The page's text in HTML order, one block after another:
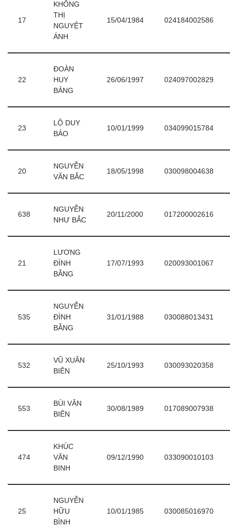
17
KHỔNG
THỊ
NGUYỆT
ÁNH
15/04/1984 024184002586
22
ĐOÀN
HUY
BẢNG
26/06/1997 024097002829
23
LỘ DUY
BẢO
10/01/1999 034099015784
20
NGUYỄN
VĂN BẮC
18/05/1998 030098004638
638
NGUYỄN
NHƯ BẮC
20/11/2000 017200002616
21
LƯƠNG
ĐÌNH
BẰNG
17/07/1993 020093001067
535
NGUYỄN
ĐÌNH
BẰNG
31/01/1988 030088013431
532
VŨ XUÂN
BIÊN
25/10/1993 030093020358
553
BÙI VĂN
BIÊN
30/08/1989 017089007938
474
KHÚC
VĂN
BINH
09/12/1990 033090010103
25
NGUYỄN
HỮU
BÌNH
10/01/1985 030085016970